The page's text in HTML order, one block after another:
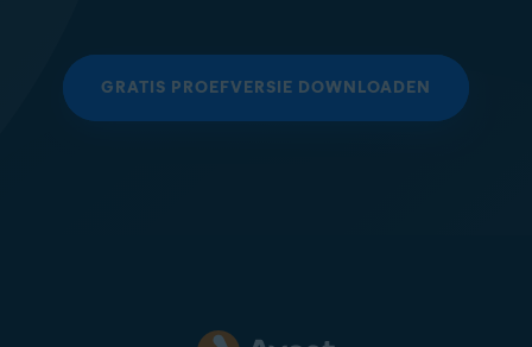
GRATIS PROEFVERSIE DOWNLOADEN